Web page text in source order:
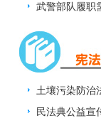
武警部队履职
土壤污染防治
民法典公益宣